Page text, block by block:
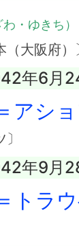
わ・ゆきち）
（大阪府）
年6月
アシ
年9月
トラ